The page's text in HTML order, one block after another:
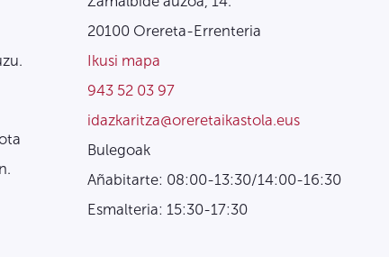
20100 Orereta-Errenteria
Ikusi mapa
943 52 03 97
idazkaritza@oreretaikastola.eus
Bulegoak
Añabitarte: 08:00-13:30/14:00-16:30
Esmalteria: 15:30-17:30